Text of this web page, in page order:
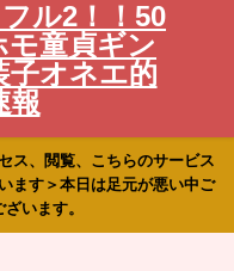
ル2！！50
モ童貞ギン
子オネエ的
報
ス、閲覧、こちらのサービス
ます＞本日は足元が悪い中ご
います。